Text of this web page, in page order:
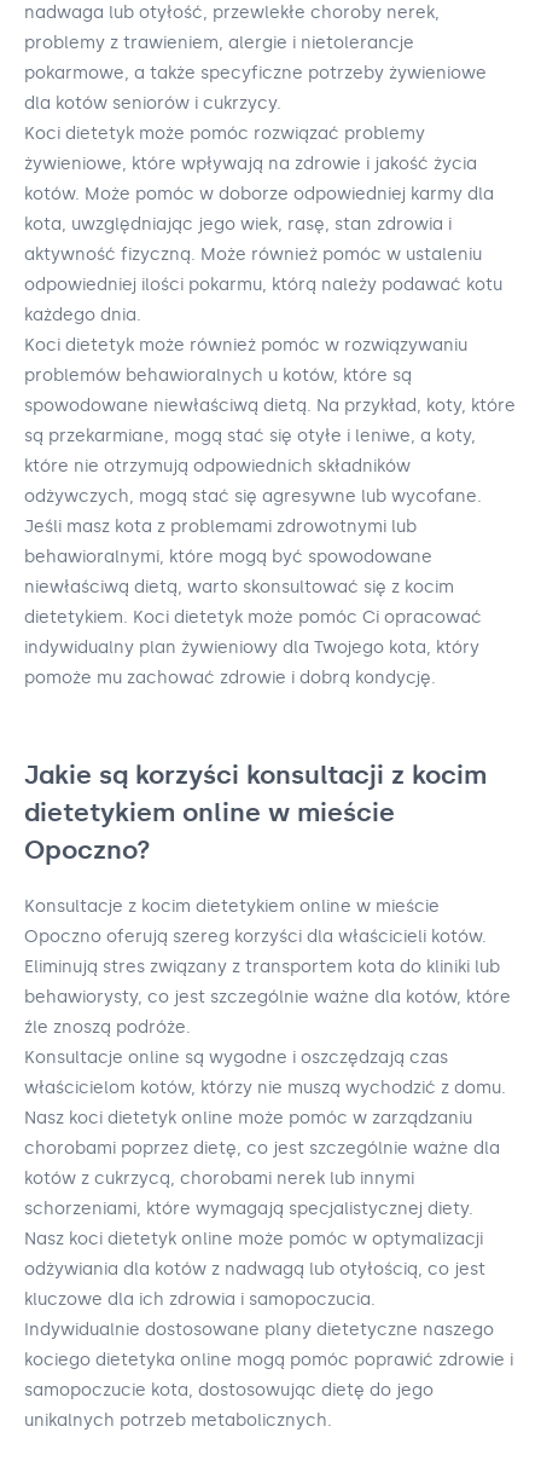
nadwaga lub otyłość, przewlekłe choroby nerek,
problemy z trawieniem, alergie i nietolerancje
pokarmowe, a także specyficzne potrzeby żywieniowe
dla kotów seniorów i cukrzycy.
Koci dietetyk może pomóc rozwiązać problemy
żywieniowe, które wpływają na zdrowie i jakość życia
kotów. Może pomóc w doborze odpowiedniej karmy dla
kota, uwzględniając jego wiek, rasę, stan zdrowia i
aktywność fizyczną. Może również pomóc w ustaleniu
odpowiedniej ilości pokarmu, którą należy podawać kotu
każdego dnia.
Koci dietetyk może również pomóc w rozwiązywaniu
problemów behawioralnych u kotów, które są
spowodowane niewłaściwą dietą. Na przykład, koty, które
są przekarmiane, mogą stać się otyłe i leniwe, a koty,
które nie otrzymują odpowiednich składników
odżywczych, mogą stać się agresywne lub wycofane.
Jeśli masz kota z problemami zdrowotnymi lub
behawioralnymi, które mogą być spowodowane
niewłaściwą dietą, warto skonsultować się z kocim
dietetykiem. Koci dietetyk może pomóc Ci opracować
indywidualny plan żywieniowy dla Twojego kota, który
pomoże mu zachować zdrowie i dobrą kondycję.
Jakie są korzyści konsultacji z kocim
dietetykiem online w mieście
Opoczno?
Konsultacje z kocim dietetykiem online w mieście
Opoczno oferują szereg korzyści dla właścicieli kotów.
Eliminują stres związany z transportem kota do kliniki lub
behawiorysty, co jest szczególnie ważne dla kotów, które
źle znoszą podróże.
Konsultacje online są wygodne i oszczędzają czas
właścicielom kotów, którzy nie muszą wychodzić z domu.
Nasz koci dietetyk online może pomóc w zarządzaniu
chorobami poprzez dietę, co jest szczególnie ważne dla
kotów z cukrzycą, chorobami nerek lub innymi
schorzeniami, które wymagają specjalistycznej diety.
Nasz koci dietetyk online może pomóc w optymalizacji
odżywiania dla kotów z nadwagą lub otyłością, co jest
kluczowe dla ich zdrowia i samopoczucia.
Indywidualnie dostosowane plany dietetyczne naszego
kociego dietetyka online mogą pomóc poprawić zdrowie i
samopoczucie kota, dostosowując dietę do jego
unikalnych potrzeb metabolicznych.